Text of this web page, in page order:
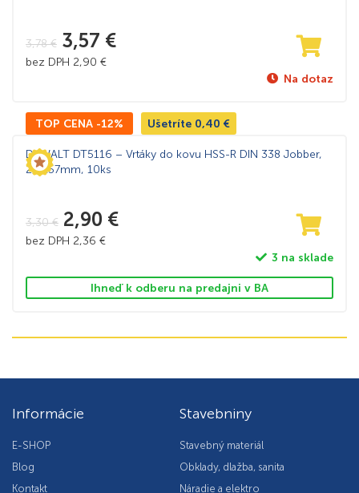
3,78€ 3,57 €
bez DPH 2,90 €
Na dotaz
TOP CENA -12% Ušetríte 0,40 €
DeWALT DT5116 – Vrtáky do kovu HSS-R DIN 338 Jobber,
2,5×57mm, 10ks
3,30€ 2,90 €
bez DPH 2,36 €
3 na sklade
Ihneď k odberu na predajni v BA
Informácie
E-SHOP
Blog
Kontakt
Stavebniny
Stavebný materiál
Obklady, dlažba, sanita
Náradie a elektro